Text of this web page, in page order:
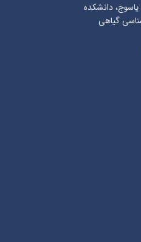
دانشکده
گیاهی